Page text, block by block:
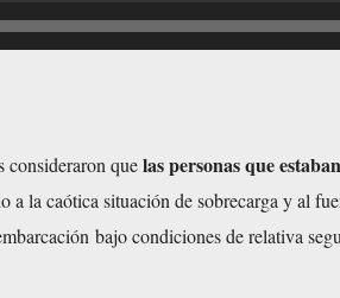
consideraron quelas personas que
a la caótica situación de sobrecarga y al
bajo condiciones de relativa